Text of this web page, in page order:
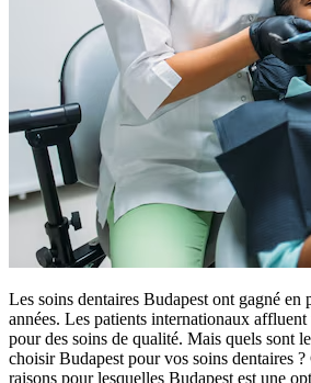
Les soins dentaires Budapest ont gagné en
années. Les patients internationaux affluent
pour des soins de qualité. Mais quels sont
choisir Budapest pour vos soins dentaires
raisons pour lesquelles Budapest est une